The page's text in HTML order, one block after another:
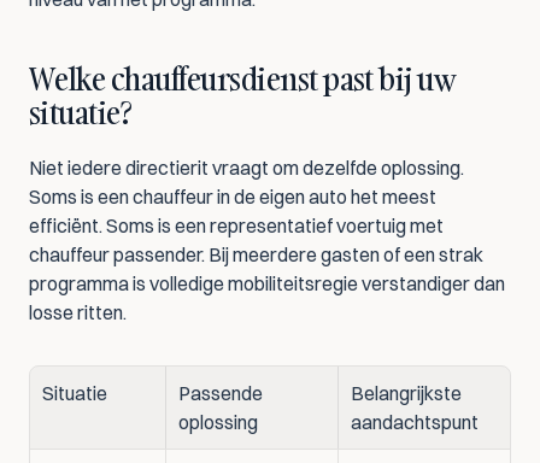
Welke chauffeursdienst past bij uw
situatie?
Niet iedere directierit vraagt om dezelfde oplossing.
Soms is een chauffeur in de eigen auto het meest
efficiënt. Soms is een representatief voertuig met
chauffeur passender. Bij meerdere gasten of een strak
programma is volledige mobiliteitsregie verstandiger dan
losse ritten.
Situatie
Passende
oplossing
Belangrijkste
aandachtspunt